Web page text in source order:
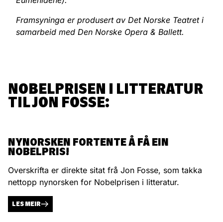
Framsyninga er produsert av Det Norske Teatret i
samarbeid med Den Norske Opera & Ballett.
NOBELPRISEN I LITTERATUR
TIL JON FOSSE:
NYNORSKEN FORTENTE Å FÅ EIN
NOBELPRIS!
Overskrifta er direkte sitat frå Jon Fosse, som takka
nettopp nynorsken for Nobelprisen i litteratur.
LES MEIR